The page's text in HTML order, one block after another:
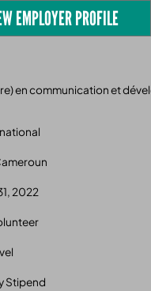
EMPLOYER PROFILE
en communication et
2022
Stipend